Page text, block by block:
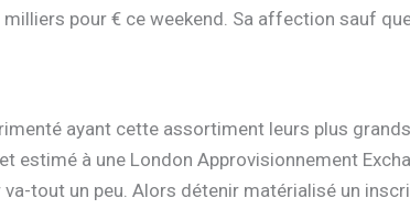
pour € ce weekend. Sa affection sauf
ayant cette assortiment leurs plus
estimé à une London Approvisionnement
tout un peu. Alors détenir matérialisé un